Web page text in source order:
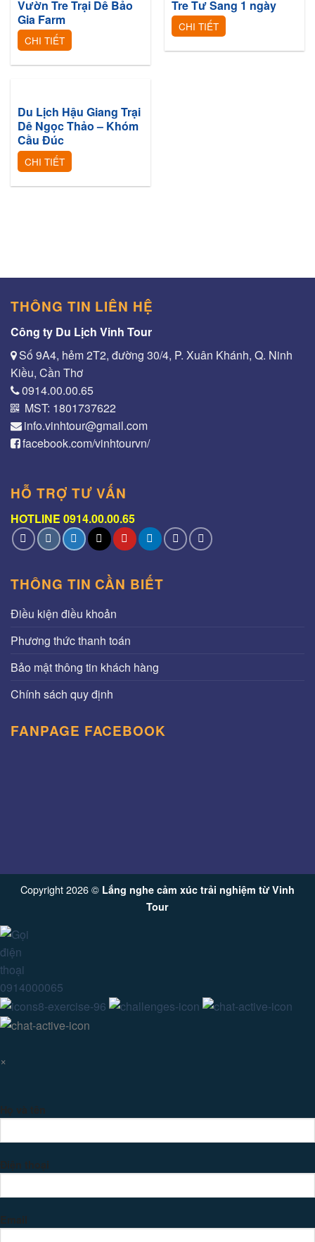
Vườn Tre Trại Dê Bảo
Gia Farm
CHI TIẾT
Tre Tư Sang 1 ngày
CHI TIẾT
Du Lịch Hậu Giang Trại
Dê Ngọc Thảo – Khóm
Cầu Đúc
CHI TIẾT
THÔNG TIN LIÊN HỆ
Công ty Du Lịch Vinh Tour
Số 9A4, hẻm 2T2, đường 30/4, P. Xuân Khánh, Q. Ninh
Kiều, Cần Thơ
0914.00.00.65
MST: 1801737622
info.vinhtour@gmail.com
facebook.com/vinhtourvn/
HỖ TRỢ TƯ VẤN
HOTLINE 0914.00.00.65
THÔNG TIN CẦN BIẾT
Điều kiện điều khoản
Phương thức thanh toán
Bảo mật thông tin khách hàng
Chính sách quy định
FANPAGE FACEBOOK
Copyright 2026 © Lắng nghe cảm xúc trải nghiệm từ Vinh
Tour
0914000065
×
Họ và tên
Điện thoại
Email